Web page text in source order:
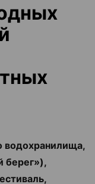
водохранилища,
берег»),